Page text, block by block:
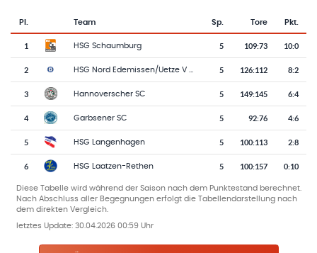
Tabelle mit Vereinsplatzierungen, Spielen, Toren und Punkten
Pl.
Team-Logo
Team Sp. Tore Pkt.
1 HSG Schaumburg 5 109:73 10:0
2 5 126:112 8:2
3 Hannoverscher SC 5 149:145 6:4
4 Garbsener SC 5 92:76 4:6
5 HSG Langenhagen 5 100:113 2:8
6 HSG Laatzen-Rethen 5 100:157 0:10
Diese Tabelle wird während der Saison nach dem Punktestand berechnet.
Nach Abschluss aller Begegnungen erfolgt die Tabellendarstellung nach
dem direkten Vergleich.
letztes Update: 30.04.2026 00:59 Uhr